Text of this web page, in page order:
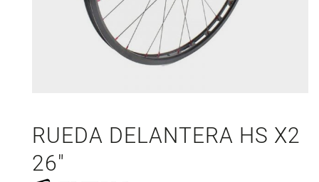
RUEDA DELANTERA HS X2
26″